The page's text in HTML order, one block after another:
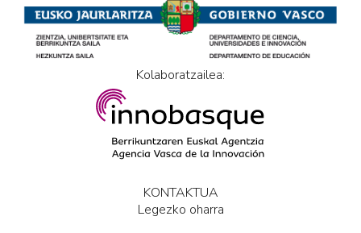
Kolaboratzailea:
KONTAKTUA
Legezko oharra